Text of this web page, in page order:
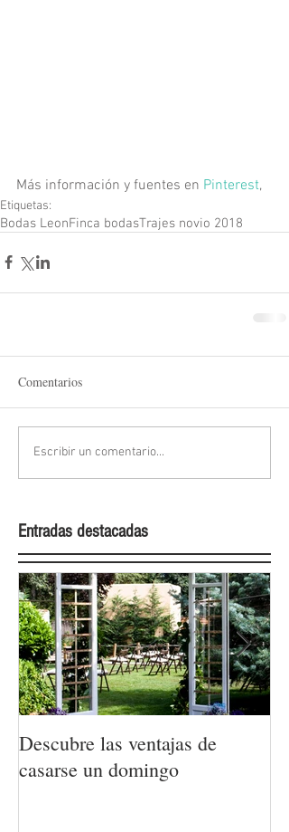
Más información y fuentes en Pinterest,
Etiquetas:
Bodas LeonFinca bodasTrajes novio 2018
Comentarios
Escribir un comentario...
Entradas destacadas
Descubre las ventajas de
casarse un domingo